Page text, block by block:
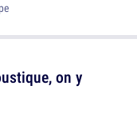
on y